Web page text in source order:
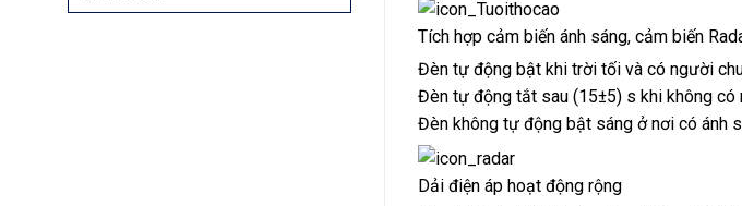
Tích hợp cảm biến ánh sáng, cảm biến
Đèn tự động bật khi trời tối và có người
Đèn tự động tắt sau (15±5) s khi không có
Đèn không tự động bật sáng ở nơi có ánh
Dải điện áp hoạt động rộng